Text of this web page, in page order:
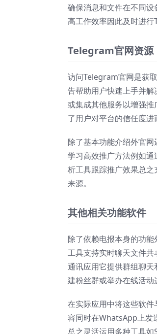
确保消息和文件在不同
高工作效率因此及时进行
Telegram官网资源
访问Telegram官网是获
告帮助用户快速上手并
或集成其他服务以增强
了用户对平台的信任度进
除了基本功能介绍外官
学习高效推广方法例如
析工具跟踪推广效果总
来源。
其他相关功能软件
除了依赖电报本身的功
工具支持实时聊天文件
通讯应用它提供群组聊
建粉丝群或举办在线活动
在实际应用中将这些软
容同时在WhatsApp上发
总之灵活运用多种工具如